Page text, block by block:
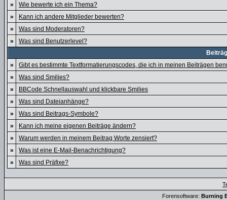
»
Wie bewerte ich ein Thema?
»
Kann ich andere Mitglieder bewerten?
»
Was sind Moderatoren?
»
Was sind Benutzerlevel?
»
Gibt es bestimmte Textformatierungscodes, die ich in meinen Beiträgen
»
Was sind Smilies?
»
BBCode Schnellauswahl und klickbare Smilies
»
Was sind Dateianhänge?
»
Was sind Beitrags-Symbole?
»
Kann ich meine eigenen Beiträge ändern?
»
Warum werden in meinem Beitrag Worte zensiert?
»
Was ist eine E-Mail-Benachrichtigung?
»
Was sind Präfixe?
Forensoftware: Burning